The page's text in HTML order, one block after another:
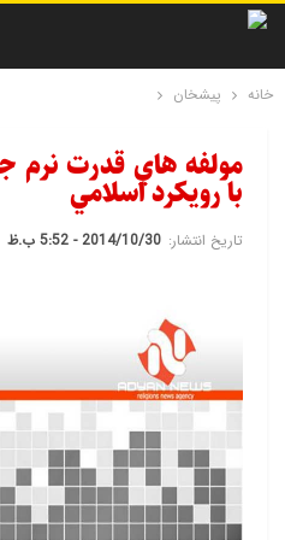
خانه پیشخان
مولفه هاي قدرت نرم
با رويکرد اسلامي
تاریخ انتشار: 2014/10/30 - 5:52 ب.ظ